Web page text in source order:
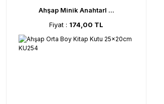
Ahşap Minik Anahtarl ...
Fiyat : 174,00 TL